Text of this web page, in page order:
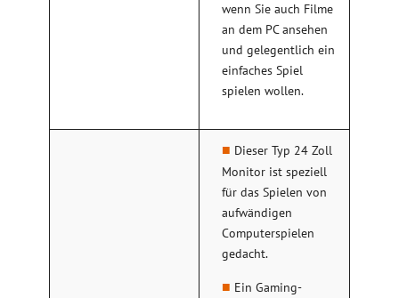
wenn Sie auch Filme
an dem PC ansehen
und gelegentlich ein
einfaches Spiel
spielen wollen.
Dieser Typ 24 Zoll
Monitor ist speziell
für das Spielen von
aufwändigen
Computerspielen
gedacht.
Ein Gaming-